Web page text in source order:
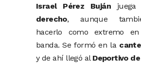
Israel Pérez Buján juega
derecho, aunque
hacerlo como extremo
banda. Se formó en la
y de ahí llegó al Deportivo